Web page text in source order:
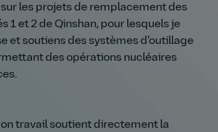
sur les projets de remplacement des
1 et 2 de Qinshan, pour lesquels je
et soutiens des systèmes d’outillage
des opérations nucléaires
travail soutient directement la